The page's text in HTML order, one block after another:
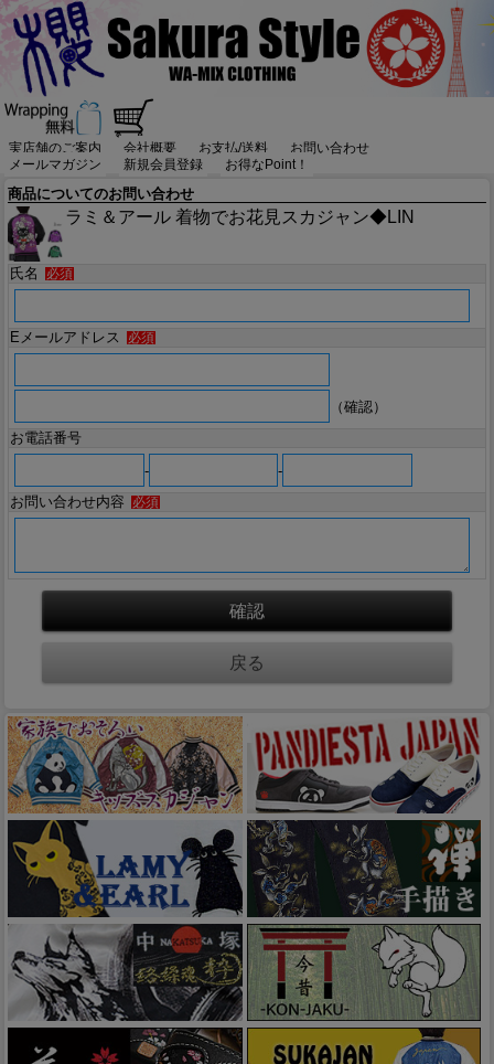
実店舗のご案内 会社概要 お支払/送料
お問い合わせ
メールマガジン
新規会員登録 お得なPoint！
商品についてのお問い合わせ
ラミ＆アール 着物でお花見スカジャン◆LIN
氏名 必須
Eメールアドレス 必須
（確認）
お電話番号
-
-
お問い合わせ内容
必須